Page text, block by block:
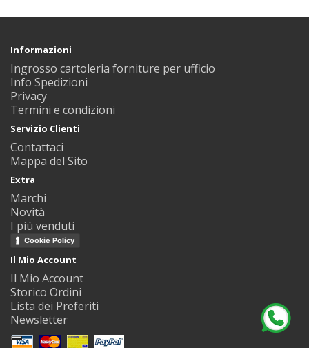
Informazioni
Ingrosso cartoleria forniture per ufficio
Info Spedizioni
Privacy
Termini e condizioni
Servizio Clienti
Contattaci
Mappa del Sito
Extra
Marchi
Novità
I più venduti
Cookie Policy
Il Mio Account
Il Mio Account
Storico Ordini
Lista dei Preferiti
Newsletter